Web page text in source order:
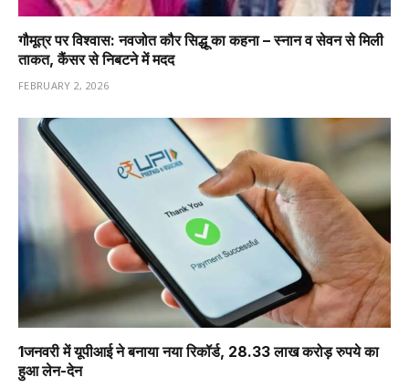
गौमूत्र पर विश्वास: नवजोत कौर सिद्धू का कहना – स्नान व सेवन से मिली
ताकत, कैंसर से निबटने में मदद
FEBRUARY 2, 2026
1️जनवरी में यूपीआई ने बनाया नया रिकॉर्ड, 28.33 लाख करोड़ रुपये का
हुआ लेन-देन